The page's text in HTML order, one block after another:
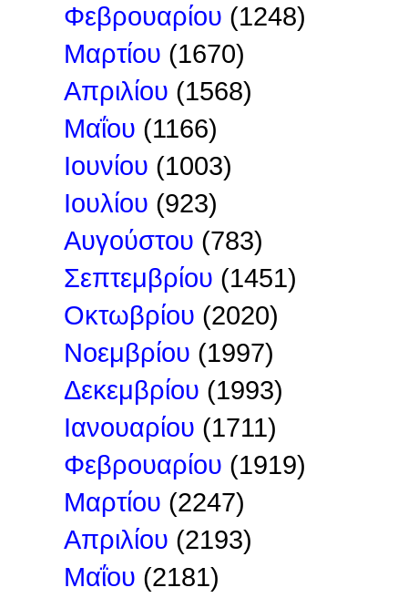
Φεβρουαρίου (1248)
Μαρτίου (1670)
Απριλίου (1568)
Μαΐου (1166)
Ιουνίου (1003)
Ιουλίου (923)
Αυγούστου (783)
Σεπτεμβρίου (1451)
Οκτωβρίου (2020)
Νοεμβρίου (1997)
Δεκεμβρίου (1993)
Ιανουαρίου (1711)
Φεβρουαρίου (1919)
Μαρτίου (2247)
Απριλίου (2193)
Μαΐου (2181)